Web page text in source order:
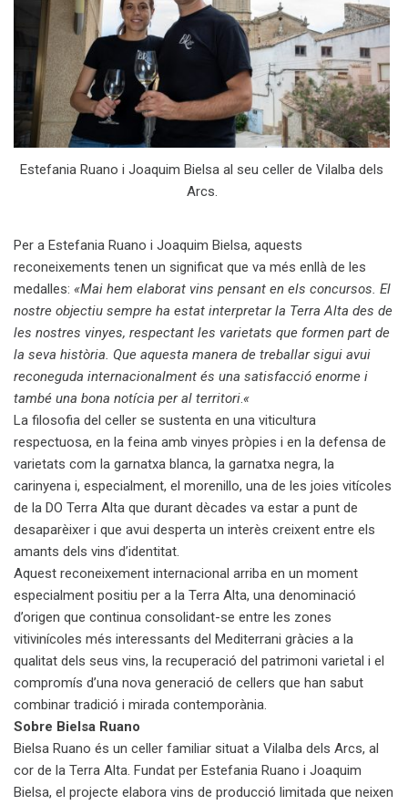
Estefania Ruano i Joaquim Bielsa al seu celler de Vilalba dels
Arcs.
Per a Estefania Ruano i Joaquim Bielsa, aquests
reconeixements tenen un significat que va més enllà de les
medalles: «Mai hem elaborat vins pensant en els concursos. El
nostre objectiu sempre ha estat interpretar la Terra Alta des de
les nostres vinyes, respectant les varietats que formen part de
la seva història. Que aquesta manera de treballar sigui avui
reconeguda internacionalment és una satisfacció enorme i
també una bona notícia per al territori.«
La filosofia del celler se sustenta en una viticultura
respectuosa, en la feina amb vinyes pròpies i en la defensa de
varietats com la garnatxa blanca, la garnatxa negra, la
carinyena i, especialment, el morenillo, una de les joies vitícoles
de la DO Terra Alta que durant dècades va estar a punt de
desaparèixer i que avui desperta un interès creixent entre els
amants dels vins d’identitat.
Aquest reconeixement internacional arriba en un moment
especialment positiu per a la Terra Alta, una denominació
d’origen que continua consolidant-se entre les zones
vitivinícoles més interessants del Mediterrani gràcies a la
qualitat dels seus vins, la recuperació del patrimoni varietal i el
compromís d’una nova generació de cellers que han sabut
combinar tradició i mirada contemporània.
Sobre Bielsa Ruano
Bielsa Ruano és un celler familiar situat a Vilalba dels Arcs, al
cor de la Terra Alta. Fundat per Estefania Ruano i Joaquim
Bielsa, el projecte elabora vins de producció limitada que neixen